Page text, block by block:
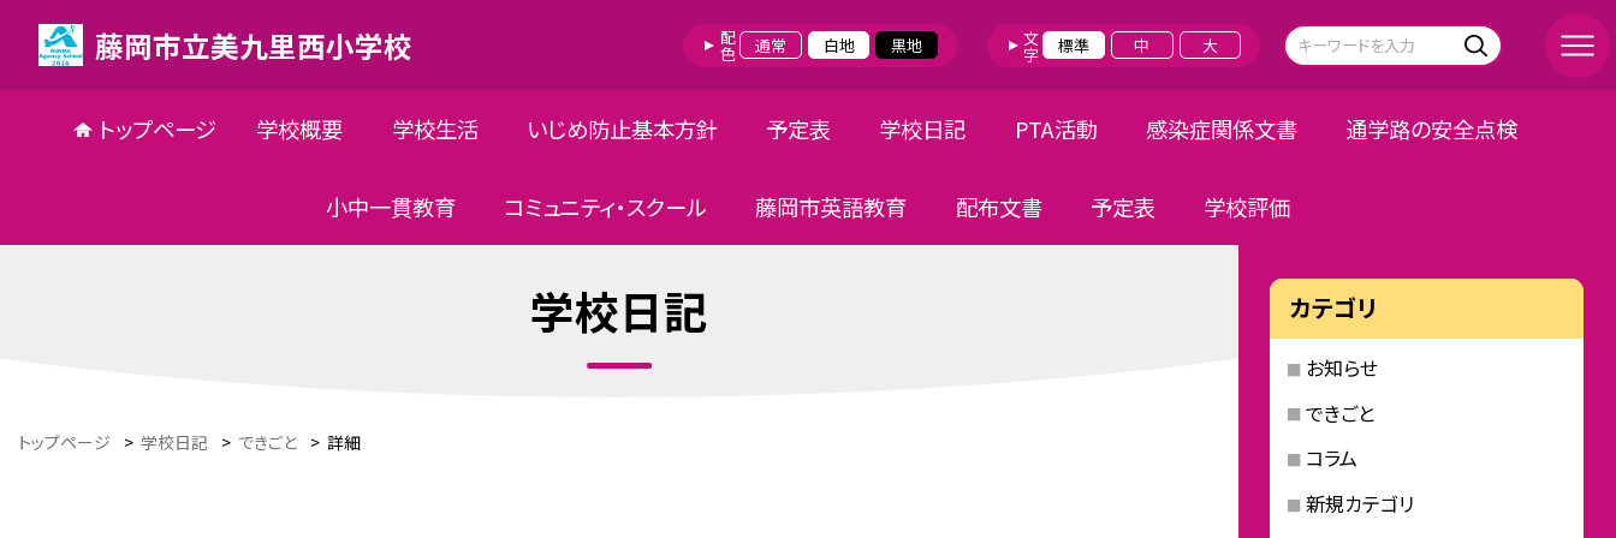
藤岡市立美九里西小学校 配色 通常 白地 黒地 文字 標準 中 大
トップページ 学校概要 学校生活 いじめ防止基本方針 予定表 学校日記 PTA活動 感染症関係文書 通学路の安全点検
小中一貫教育 コミュニティ・スクール 藤岡市英語教育 配布文書 予定表 学校評価
学校日記
トップページ > 学校日記 > できごと > 詳細
カテゴリ
お知らせ
できごと
コラム
新規カテゴリ